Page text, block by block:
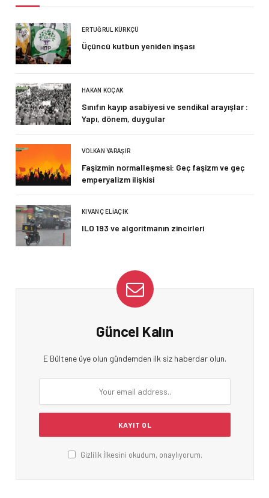
ERTUĞRUL KÜRKÇÜ
Üçüncü kutbun yeniden inşası
HAKAN KOÇAK
Sınıfın kayıp asabiyesi ve sendikal arayışlar :
Yapı, dönem, duygular
VOLKAN YARAŞIR
Faşizmin normalleşmesi: Geç faşizm ve geç
emperyalizm ilişkisi
KIVANÇ ELIAÇIK
ILO 193 ve algoritmanın zincirleri
Güncel Kalın
E Bültene üye olun gündemden ilk siz haberdar olun.
Gizlilik İlkesini okudum, onaylıyorum.